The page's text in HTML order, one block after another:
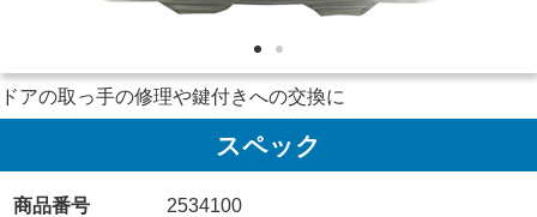
ドアの取っ手の修理や鍵付きへの交換に
スペック
商品番号
2534100